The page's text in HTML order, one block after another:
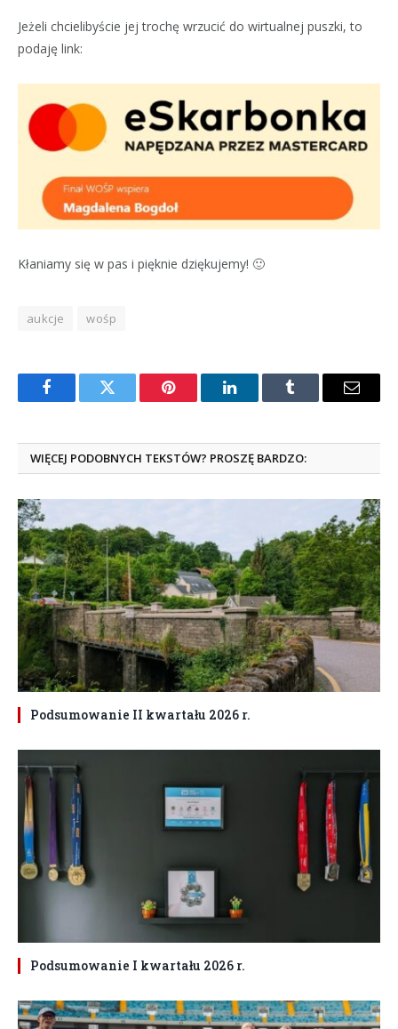
Jeżeli chcielibyście jej trochę wrzucić do wirtualnej puszki, to
podaję link:
Kłaniamy się w pas i pięknie dziękujemy! 🙂
aukcje wośp
FacebookTwitter Pinterest LinkedInTumblr Email
WIĘCEJ PODOBNYCH TEKSTÓW? PROSZĘ BARDZO:
Podsumowanie II kwartału 2026 r.
Podsumowanie I kwartału 2026 r.